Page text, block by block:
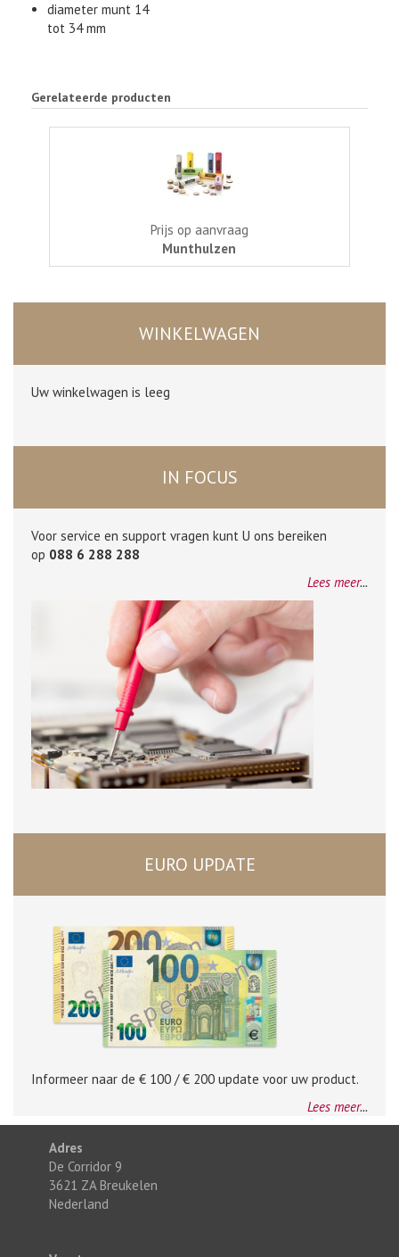
diameter munt 14
tot 34 mm
Gerelateerde producten
Prijs op aanvraag
Munthulzen
WINKELWAGEN
Uw winkelwagen is leeg
IN FOCUS
Voor service en support vragen kunt U ons bereiken
op 088 6 288 288
Lees meer...
EURO UPDATE
Informeer naar de € 100 / € 200 update voor uw product.
Lees meer...
Adres
De Corridor 9
3621 ZA Breukelen
Nederland